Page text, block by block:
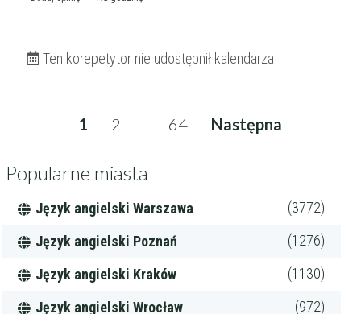
Ten korepetytor nie udostępnił kalendarza
1 2 ... 64 Następna
Popularne miasta
Język angielski Warszawa (3772)
Język angielski Poznań (1276)
Język angielski Kraków (1130)
Język angielski Wrocław (972)